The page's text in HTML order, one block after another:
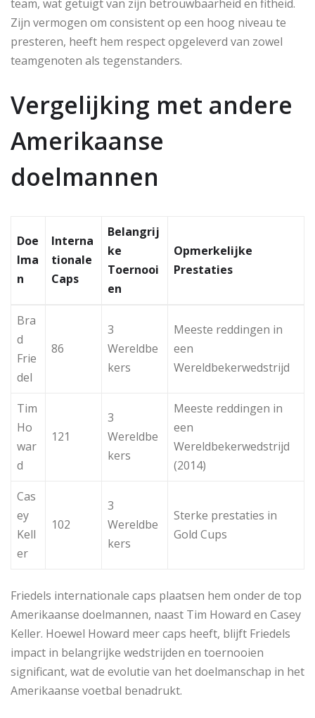
team, wat getuigt van zijn betrouwbaarheid en fitheid.
Zijn vermogen om consistent op een hoog niveau te
presteren, heeft hem respect opgeleverd van zowel
teamgenoten als tegenstanders.
Vergelijking met andere
Amerikaanse
doelmannen
Doe
lma
n
Interna
tionale
Caps
Belangrij
ke
Toernooi
en
Opmerkelijke
Prestaties
Bra
d
Frie
del
86
3
Wereldbe
kers
Meeste reddingen in
een
Wereldbekerwedstrijd
Tim
Ho
war
d
121
3
Wereldbe
kers
Meeste reddingen in
een
Wereldbekerwedstrijd
(2014)
Cas
ey
Kell
er
102
3
Wereldbe
kers
Sterke prestaties in
Gold Cups
Friedels internationale caps plaatsen hem onder de top
Amerikaanse doelmannen, naast Tim Howard en Casey
Keller. Hoewel Howard meer caps heeft, blijft Friedels
impact in belangrijke wedstrijden en toernooien
significant, wat de evolutie van het doelmanschap in het
Amerikaanse voetbal benadrukt.